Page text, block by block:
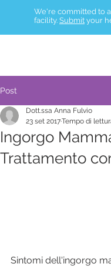
We're committed to
facility. Submit your
Post
Ingorgo
Trattamento
Dott.ssa Anna Fulvio
23 set 2017Tempo di
Sintomi dell'ingorgo